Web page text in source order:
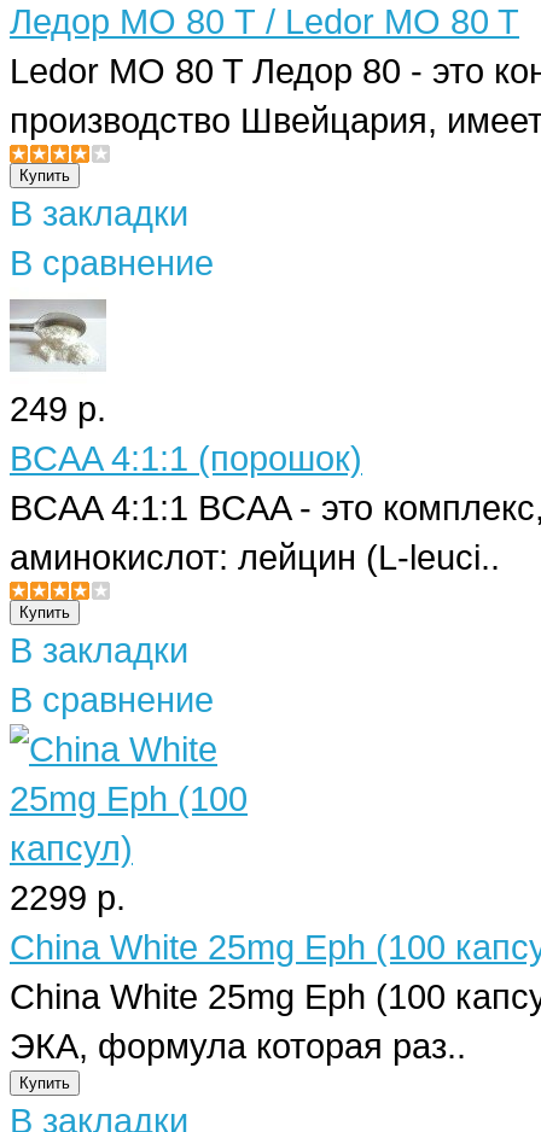
Ледор МО 80 Т / Ledor MO 80 T
Ledor MO 80 T Ледор 80 - это
производство Швейцария,
В закладки
В сравнение
249 р.
BCAA 4:1:1 (порошок)
BCAA 4:1:1 BCAA - это
аминокислот: лейцин (L-leuci..
В закладки
В сравнение
2299 р.
China White 25mg Eph (100
China White 25mg Eph (100
ЭКА, формула которая раз..
В закладки